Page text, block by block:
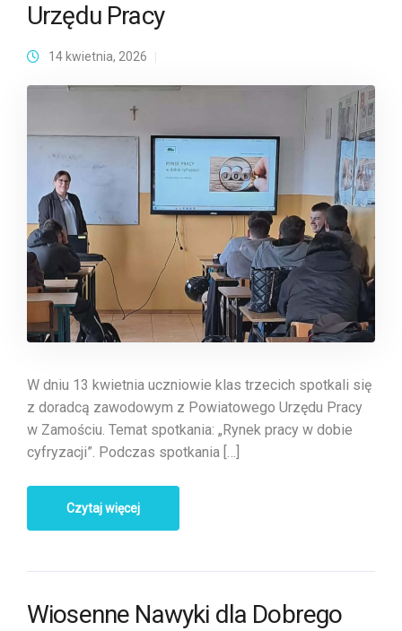
Urzędu Pracy
14 kwietnia, 2026
W dniu 13 kwietnia uczniowie klas trzecich spotkali się
z doradcą zawodowym z Powiatowego Urzędu Pracy
w Zamościu. Temat spotkania: „Rynek pracy w dobie
cyfryzacji”. Podczas spotkania […]
Czytaj więcej
Wiosenne Nawyki dla Dobrego